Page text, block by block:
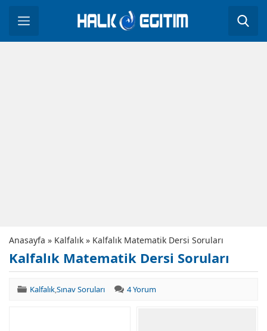
Anasayfa » Kalfalık » Kalfalık Matematik Dersi Soruları
Kalfalık Matematik Dersi Soruları
Kalfalık,Sınav Soruları 4 Yorum